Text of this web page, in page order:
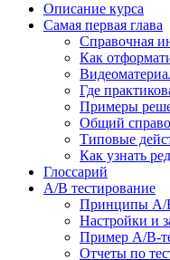
Описание курса
Самая первая глава
Справочная
Как
Где
Примеры
Общий
Типовые
Как узнать
Глоссарий
A/B тестирование
Принципы A/
Настройки и
Пример A/B-
Отчеты по